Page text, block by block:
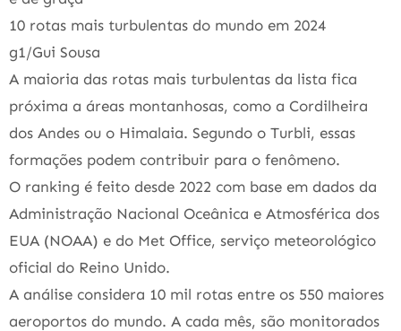
10 rotas mais turbulentas do mundo em 2024
g1/Gui Sousa
A maioria das rotas mais turbulentas da lista fica
próxima a áreas montanhosas, como a Cordilheira
dos Andes ou o Himalaia. Segundo o Turbli, essas
formações podem contribuir para o fenômeno.
O ranking é feito desde 2022 com base em dados da
Administração Nacional Oceânica e Atmosférica dos
EUA (NOAA) e do Met Office, serviço meteorológico
oficial do Reino Unido.
A análise considera 10 mil rotas entre os 550 maiores
aeroportos do mundo. A cada mês, são monitorados